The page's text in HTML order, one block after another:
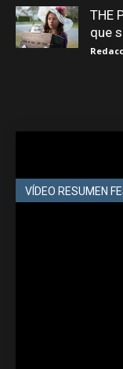
THE
que
VÍDEO RESUMEN